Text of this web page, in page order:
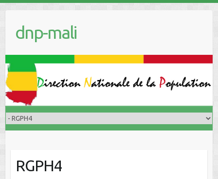
dnp-mali
RGPH4